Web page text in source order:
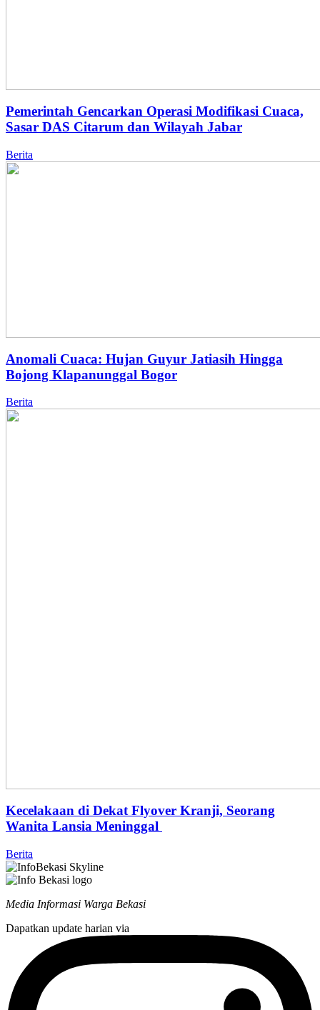
Pemerintah Gencarkan Operasi Modifikasi Cuaca,
Sasar DAS Citarum dan Wilayah Jabar
Berita
Anomali Cuaca: Hujan Guyur Jatiasih Hingga
Bojong Klapanunggal Bogor
Berita
Kecelakaan di Dekat Flyover Kranji, Seorang
Wanita Lansia Meninggal
Berita
Media Informasi Warga Bekasi
Dapatkan update harian via